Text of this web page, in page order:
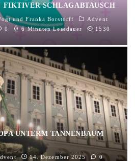
FIKTIVER SCHLAGABTAUSCH
undFranka Borstorff
Advent
0 6 Minuten Lesedauer 1530
UNTERM TANNENBAUM
14. Dezember 2025
0